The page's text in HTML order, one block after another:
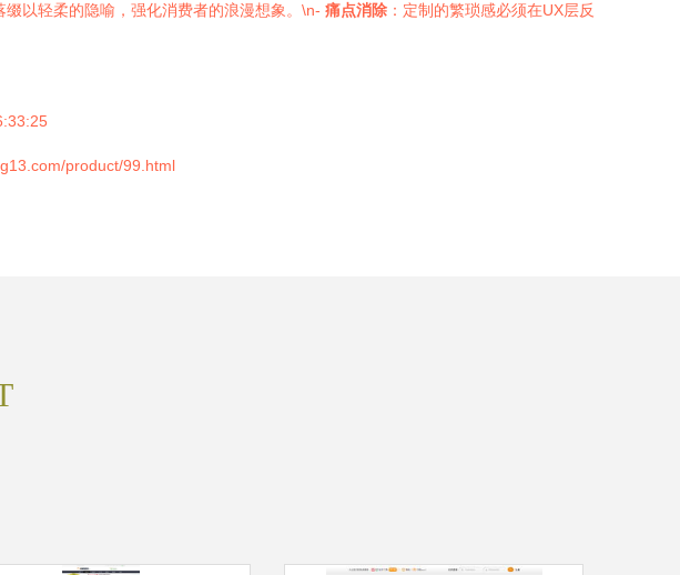
以轻柔的隐喻，强化消费者的浪漫想象。\n- 痛点消除 ：定制的繁琐感必须在UX层反
product/99.html